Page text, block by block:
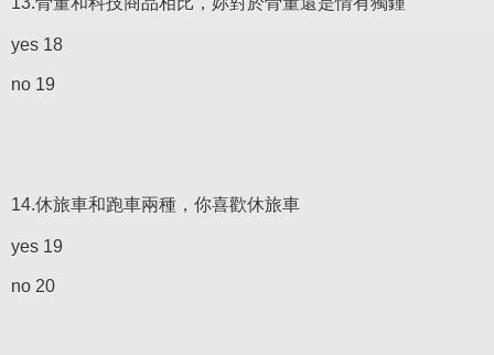
yes 18
no 19
14.休旅車和跑車兩種，你喜歡休旅車
yes 19
no 20